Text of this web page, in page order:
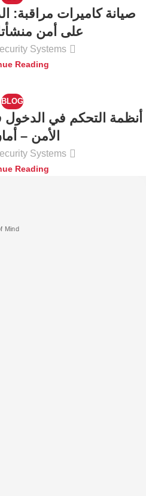
صيانة كاميرات مراقبة:
على أمن
Systems
Reading
BLOG
أنظمة التحكم في
الأمن –
Systems
Reading
Mind